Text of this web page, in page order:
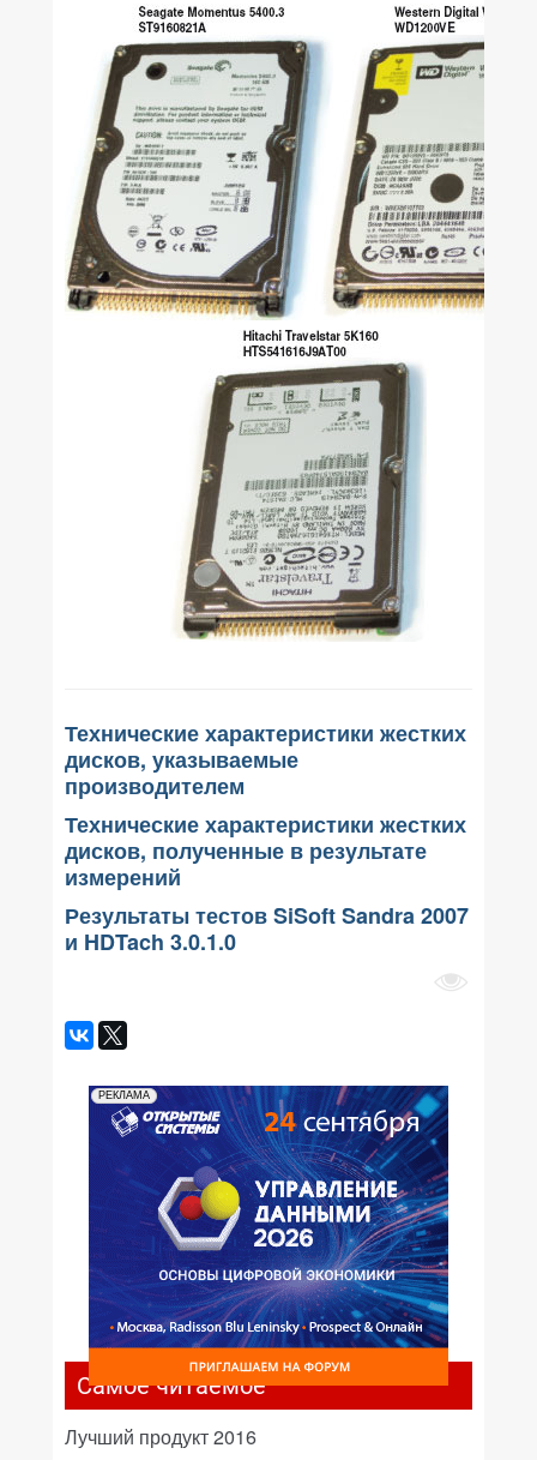
Технические характеристики жестких
дисков, указываемые
производителем
Технические характеристики жестких
дисков, полученные в результате
измерений
Результаты тестов SiSoft Sandra 2007
и HDTach 3.0.1.0
РЕКЛАМА
Самое читаемое
Лучший продукт 2016